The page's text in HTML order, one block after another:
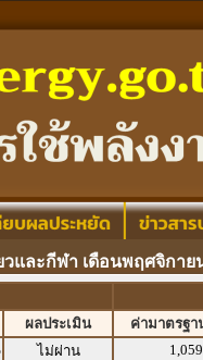
และกีฬา เดือนพฤศจิกาย
ผลประเมิน ค่ามาตรฐา
ไม่ผ่าน